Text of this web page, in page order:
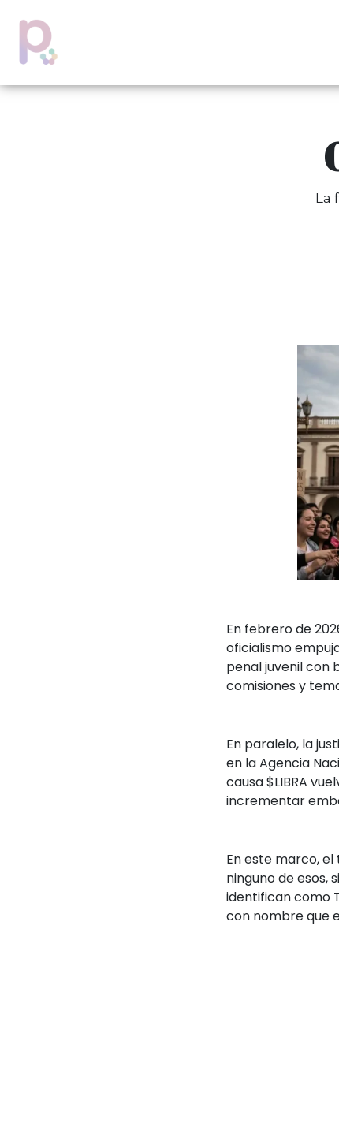
La
En febrero de
oficialismo
penal juvenil con
comisiones y
En paralelo, la
en la Agencia
causa $LIBRA
incrementar
En este marco,
ninguno de esos,
identifican como
con nombre que